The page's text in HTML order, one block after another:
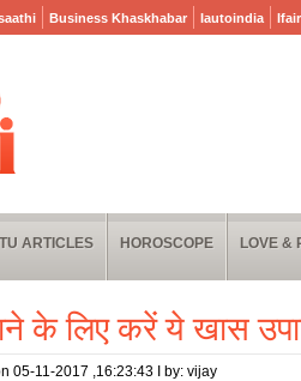
Business Khaskhabar Iautoindia
ARTICLES HOROSCOPE LOVE &
के लिए करें ये खास
05-11-2017 ,16:23:43 I by: vijay